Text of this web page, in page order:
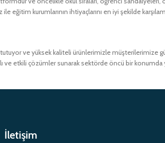
kurumlarının ihtiyaçlarını en iyi şekilde
ve yüksek kaliteli ürünlerimizle müşterilerimize
ve etkili çözümler sunarak sektörde öncü bir konumda
İletişim